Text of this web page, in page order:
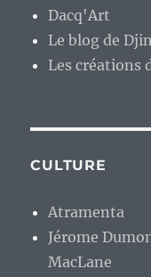
Dacq'Art
Le blog de
Les créations
CULTURE
Atramenta
Jérome
MacLane